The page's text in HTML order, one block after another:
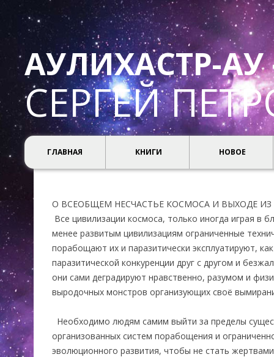
АУЛИХАСТР-АУ
СЕРГЕЙ
ГЛАВНАЯ КНИГИ НОВОЕ
О ВСЕОБЩЕМ НЕСЧАСТЬЕ КОСМОСА И ВЫХОДЕ ИЗ
Все цивилизации космоса, только иногда играя в
менее развитым цивилизациям ограниченные
порабощают их и паразитически эксплуатируют,
паразитической конкуренции друг с другом и
они сами деградируют нравственно, разумом и
выродочных монстров организующих своё
Необходимо людям самим выйти за пределы
организованных систем порабощения и
эволюционного развития, чтобы не стать